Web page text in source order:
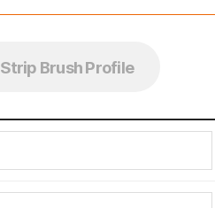
Strip Brush Profile